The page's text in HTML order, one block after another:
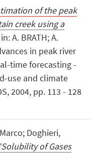
of the peak
creek using a
A. BRATH; A.
in peak river
time forecasting -
use and climate
2004, pp. 113 - 128
Doghieri,
of Gases